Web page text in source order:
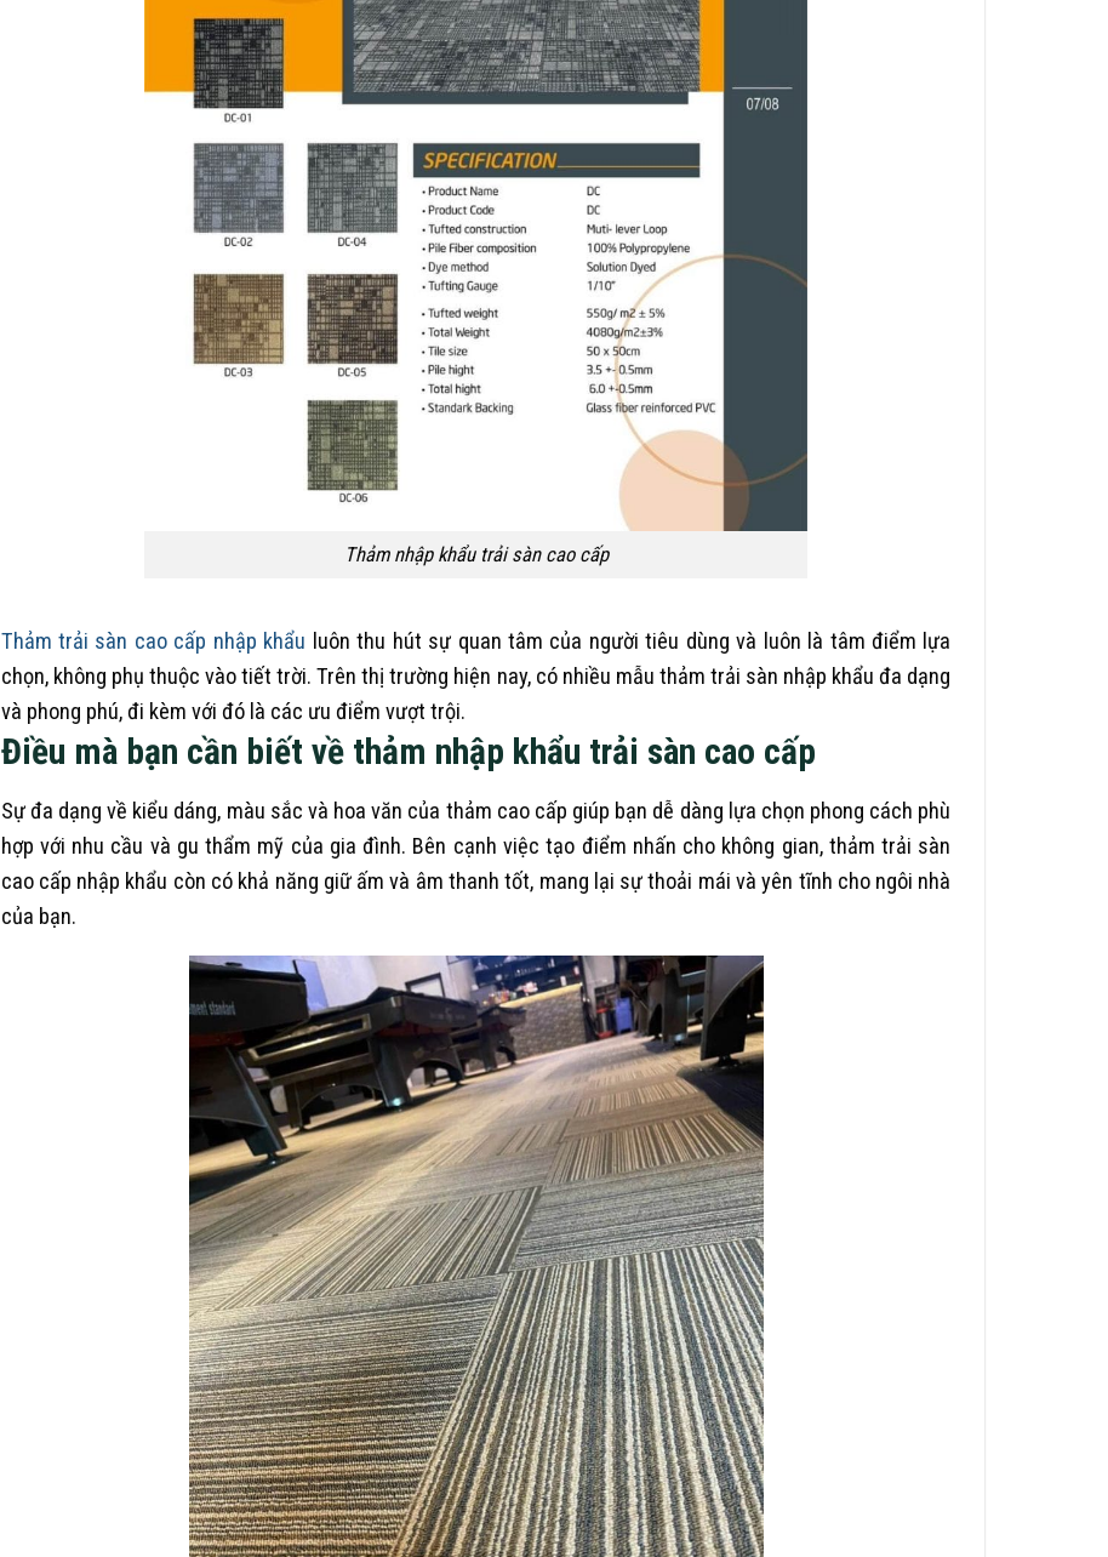
Thảm nhập khẩu trải sàn cao cấp
Thảm trải sàn cao cấp nhập khẩu luôn thu hút sự quan tâm của người tiêu dùng và luôn là tâm điểm lựa
chọn, không phụ thuộc vào tiết trời. Trên thị trường hiện nay, có nhiều mẫu thảm trải sàn nhập khẩu đa dạng
và phong phú, đi kèm với đó là các ưu điểm vượt trội.
Điều mà bạn cần biết về thảm nhập khẩu trải sàn cao cấp
Sự đa dạng về kiểu dáng, màu sắc và hoa văn của thảm cao cấp giúp bạn dễ dàng lựa chọn phong cách phù
hợp với nhu cầu và gu thẩm mỹ của gia đình. Bên cạnh việc tạo điểm nhấn cho không gian, thảm trải sàn
cao cấp nhập khẩu còn có khả năng giữ ấm và âm thanh tốt, mang lại sự thoải mái và yên tĩnh cho ngôi nhà
của bạn.